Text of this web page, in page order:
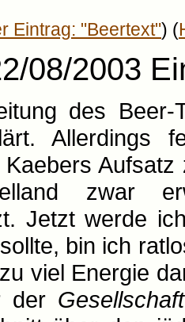
Eintrag: "Beertext") (
08/2003
des
Allerdings
Aufsatz
zwar
Jetzt werde
bin ich
viel Energie
der